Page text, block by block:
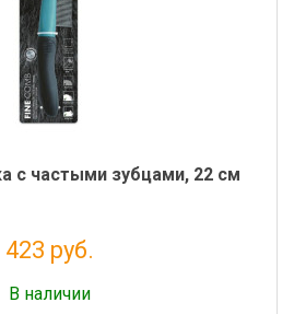
с частыми зубцами, 22 см
423 руб.
В наличии